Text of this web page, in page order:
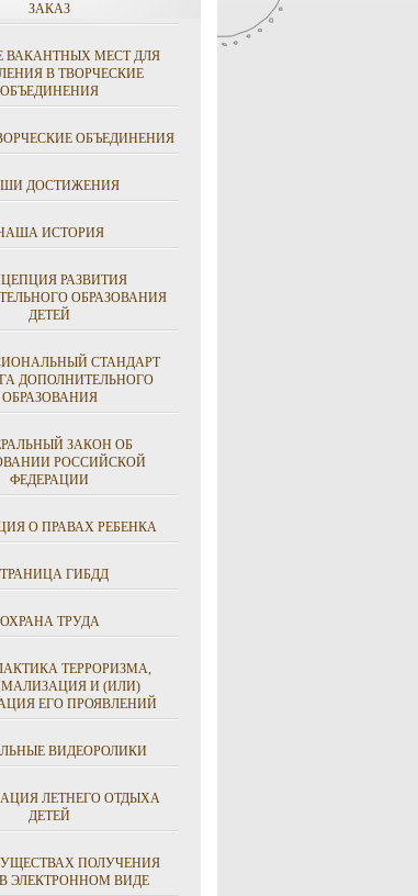
ЗАКАЗ
ВАКАНТНЫХ МЕСТ ДЛЯ
В ТВОРЧЕСКИЕ
ОБЪЕДИНЕНИЯ
ОБЪЕДИНЕНИЯ
ДОСТИЖЕНИЯ
ИСТОРИЯ
РАЗВИТИЯ
ОБРАЗОВАНИЯ
ДЕТЕЙ
СТАНДАРТ
ДОПОЛНИТЕЛЬНОГО
ОБРАЗОВАНИЯ
ЗАКОН ОБ
РОССИЙСКОЙ
ФЕДЕРАЦИИ
О ПРАВАХ РЕБЕНКА
ГИБДД
ОХРАНА ТРУДА
ТЕРРОРИЗМА,
И (ИЛИ)
ЕГО ПРОЯВЛЕНИЙ
ВИДЕОРОЛИКИ
ЛЕТНЕГО ОТДЫХА
ДЕТЕЙ
ПОЛУЧЕНИЯ
ЭЛЕКТРОННОМ ВИДЕ